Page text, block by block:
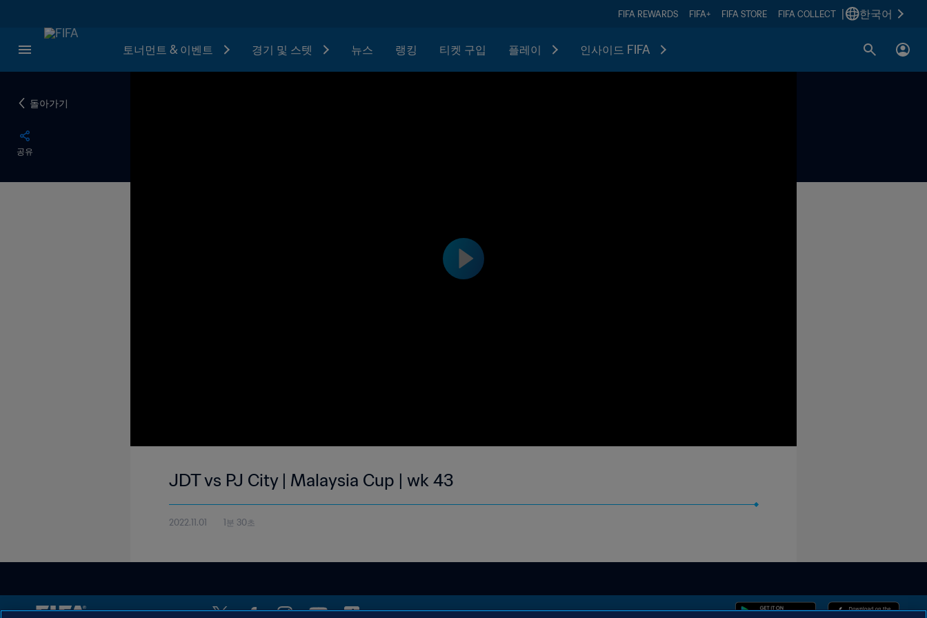
FIFA REWARDS FIFA+ FIFA STORE FIFA COLLECT 한국어
토너먼트 & 이벤트 경기 및 스텟 뉴스 랭킹 티켓 구입 플레이 인사이드 FIFA
돌아가기
공유
JDT vs PJ City | Malaysia Cup | wk 43
2022.11.01 1분 30초